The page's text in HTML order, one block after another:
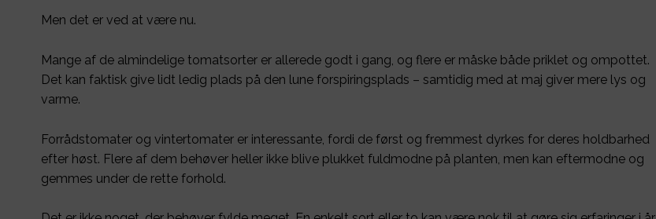
Men det er ved at være nu.
Mange af de almindelige tomatsorter er allerede godt i gang, og flere er måske både priklet og ompottet.
Det kan faktisk give lidt ledig plads på den lune forspiringsplads – samtidig med at maj giver mere lys og
varme.
Forrådstomater og vintertomater er interessante, fordi de først og fremmest dyrkes for deres holdbarhed
efter høst. Flere af dem behøver heller ikke blive plukket fuldmodne på planten, men kan eftermodne og
gemmes under de rette forhold.